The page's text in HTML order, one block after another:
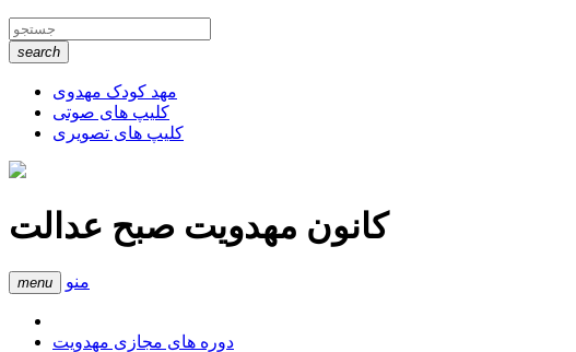
search
مهد کودک مهدوی
کلیپ های صوتی
کلیپ های تصویری
کانون مهدویت صبح عدالت
menu منو
دوره های مجازی مهدویت